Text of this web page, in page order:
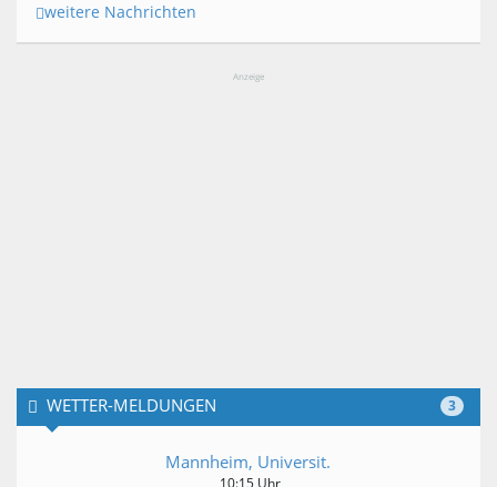
weitere Nachrichten
Anzeige
3
WETTER-MELDUNGEN
Mannheim, Universit.